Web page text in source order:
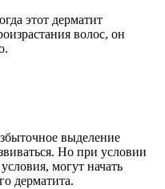
этот дерматит
волос, он
выделение
Но при условии
могут начать
дерматита.